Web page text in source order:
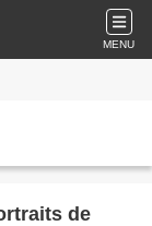
MENU
de